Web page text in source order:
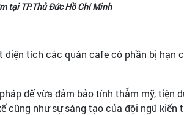
tại TP.Thủ Đức Hồ Chí Minh
tích các quán cafe có phần bị hạn
để vừa đảm bảo tính thẫm mỹ, tiện
cũng như sự sáng tạo của đội ngũ kiến